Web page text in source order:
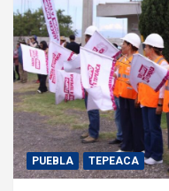
PUEBLA TEPEACA